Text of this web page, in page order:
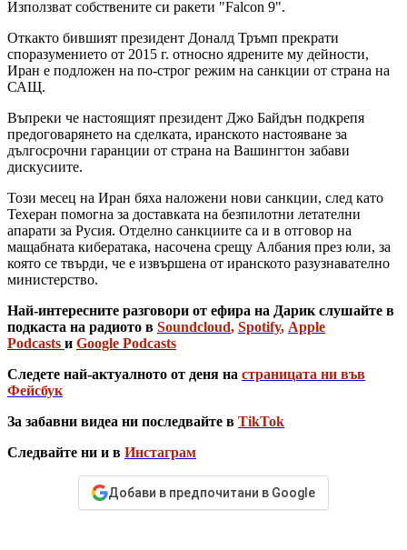
Използват собствените си ракети "Falcon 9".
Откакто бившият президент Доналд Тръмп прекрати
споразумението от 2015 г. относно ядрените му дейности,
Иран е подложен на по-строг режим на санкции от страна на
САЩ.
Въпреки че настоящият президент Джо Байдън подкрепя
предоговарянето на сделката, иранското настояване за
дългосрочни гаранции от страна на Вашингтон забави
дискусиите.
Този месец на Иран бяха наложени нови санкции, след като
Техеран помогна за доставката на безпилотни летателни
апарати за Русия. Отделно санкциите са и в отговор на
мащабната кибератака, насочена срещу Албания през юли, за
която се твърди, че е извършена от иранското разузнавателно
министерство.
Най-интересните разговори от ефира на Дарик слушайте в
подкаста на радиото в Soundcloud, Spotify, Apple
Podcasts и Google Podcasts
Следете най-актуалното от деня на страницата ни във
Фейсбук
За забавни видеа ни последвайте в TikTok
Следвайте ни и в Инстаграм
Добави в предпочитани в Google